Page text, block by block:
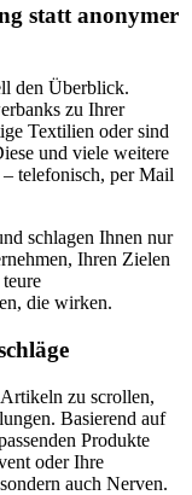
statt anonymer
den Überblick.
zu Ihrer
Textilien oder sind
und viele weitere
telefonisch, per Mail
schlagen Ihnen nur
Ihren Zielen
die wirken.
zu scrollen,
Basierend auf
Produkte
oder Ihre
auch Nerven.